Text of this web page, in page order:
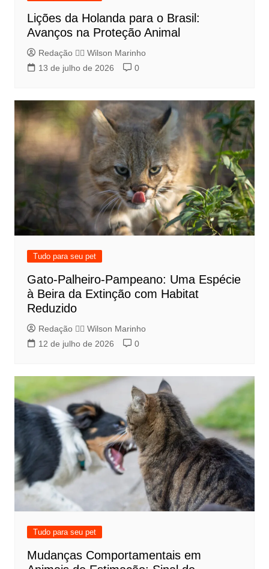
Lições da Holanda para o Brasil:
Avanços na Proteção Animal
Redação 👨‍⚖️​ Wilson Marinho
13 de julho de 2026
0
Tudo para seu pet
Gato-Palheiro-Pampeano: Uma Espécie
à Beira da Extinção com Habitat
Reduzido
Redação 👨‍⚖️​ Wilson Marinho
12 de julho de 2026
0
Tudo para seu pet
Mudanças Comportamentais em